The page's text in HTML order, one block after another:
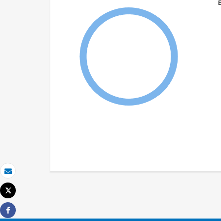
Email
Imprimer
Tweet
Share